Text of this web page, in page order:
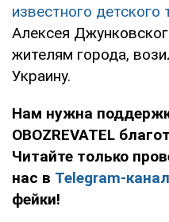
известного детского
Алексея
жителям города,
Украину.
Нам нужна
OBOZREVATEL
Читайте только
нас в Telegram-
фейки!